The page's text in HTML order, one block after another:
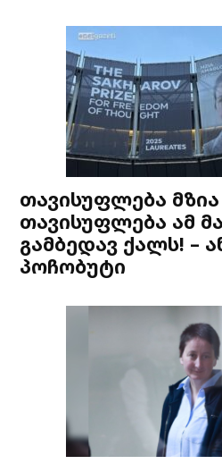
თავისუფლება
თავისუფლება ამ
გამბედავ ქალს! –
პოჩობუტი